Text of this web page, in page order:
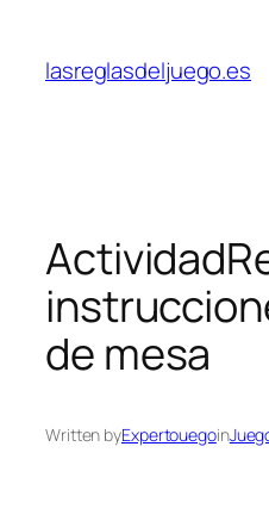
content
lasreglasdeljuego.es
de mesa
Written byExpertouegoin